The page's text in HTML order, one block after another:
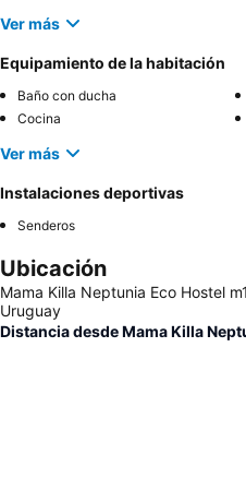
Ver más
Equipamiento de la habitación
Baño con ducha
Cocina
Ver más
Instalaciones deportivas
Senderos
Ubicación
Mama Killa Neptunia Eco Hostel
Uruguay
Distancia desde Mama Killa